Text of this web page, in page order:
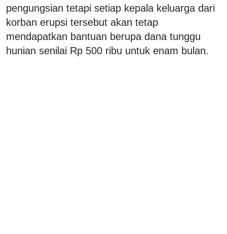
pengungsian tetapi setiap kepala keluarga dari
korban erupsi tersebut akan tetap
mendapatkan bantuan berupa dana tunggu
hunian senilai Rp 500 ribu untuk enam bulan.